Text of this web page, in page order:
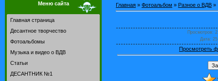
Меню сайта
Главная страница
Десантное творчество
Фотоальбомы
Музыка и видео о ВДВ
Статьи
ДЕСАНТНИК №1
Главная » Фотоальбом » Разное о ВДВ »
Просмотров:
Дата:
Просмотреть